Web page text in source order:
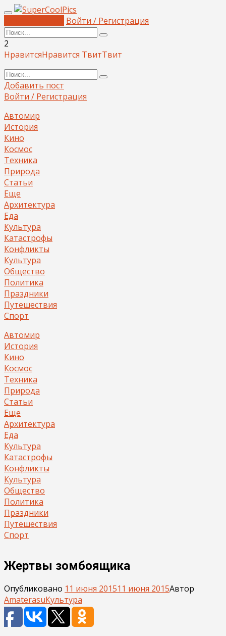
Войти / Регистрация
2
НравитсяНравится ТвитТвит
Добавить пост
Войти / Регистрация
Автомир
История
Кино
Космос
Техника
Природа
Статьи
Еще
Архитектура
Еда
Культура
Катастрофы
Конфликты
Культура
Общество
Политика
Праздники
Путешествия
Спорт
Автомир
История
Кино
Космос
Техника
Природа
Статьи
Еще
Архитектура
Еда
Культура
Катастрофы
Конфликты
Культура
Общество
Политика
Праздники
Путешествия
Спорт
Жертвы зомбоящика
Опубликовано 11 июня 201511 июня 2015Автор
AmaterasuКультура